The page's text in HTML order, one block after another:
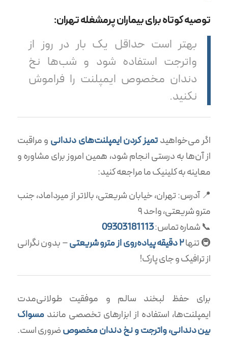
توصیه کوتاه برای بیماران پرمشغله تهران:
بهتر است حداقل یک بار در روز از
واترجت استفاده شود و شب‌ها نخ
دندان مخصوص ایمپلنت را فراموش
نکنید.
اگر می‌خواهیدتمیز کردن ایمپلنت‌های دندانی و مراقبت
از آن‌ها به درستی انجام شود، همین امروز برای مشاوره و
معاینه به کلینیک ما مراجعه کنید:
📍 آدرس: تهران، خیابان شریعتی، بالاتر از میرداماد، جنب
مترو شریعتی، واحد ۹
📞 شماره تماس:09303181113
🚇 تنها۲ دقیقه پیاده‌روی از مترو شریعتی
– بدون نگرانی
از ترافیک و جای پارک!
برای حفظ لبخند سالم و موفقیت طولانی‌مدت
ایمپلنت‌ها، استفاده از ابزارهای تخصصی مانندمسواک
بین دندانی، واترجت و نخ دندان مخصوصضروری است.